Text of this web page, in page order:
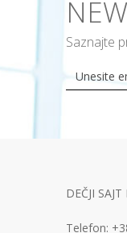
Saznajte
DEČJI SAJT
Telefon: